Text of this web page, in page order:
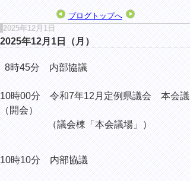
ブログトップへ
2025年12月1日
2025年12月1日（月）
8時45分 内部協議
10時00分 令和7年12月定例県議会 本会議
（開会）
（議会棟「本会議場」）
10時10分 内部協議